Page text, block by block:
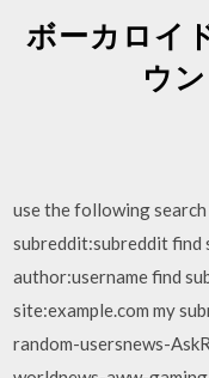
ボーカロイ
ウ
use the following
subreddit:subreddit find
author:username find
site:example.com my
random-usersnews-